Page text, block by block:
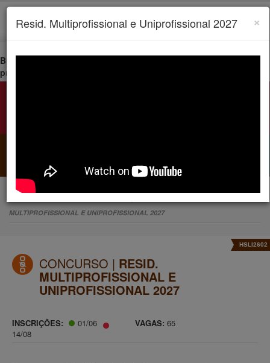
Busque por categoria, cargo, cidade ou o termo de sua
preferência
CONCURSOS VESTIBULARES
MULTIPROFISSIONAL E UNIPROFISSIONAL 2027
×
Resid. Multiprofissional e Uniprofissional 2027
HSLI2602
CONCURSO | RESID.
MULTIPROFISSIONAL E
UNIPROFISSIONAL 2027
INSCRIÇÕES:
01/06
14/08
VAGAS: 65